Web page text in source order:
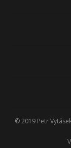
© 2019 Petr